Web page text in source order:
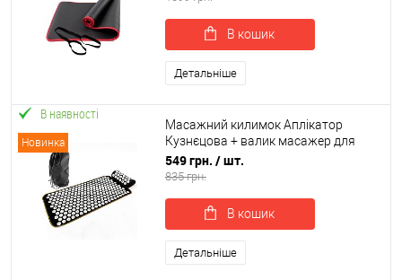
В кошик
Детальніше
Новинка
В наявності
Масажний килимок Аплікатор
Кузнєцова + валик масажер для
спини/шиї/ніг/стоп/голови/тіла
OSPORT (apl-039)
549 грн. / шт.
835 грн.
В кошик
Детальніше